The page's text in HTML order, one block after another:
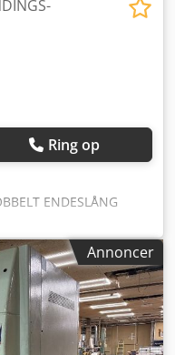
Ring op
ENDESLÅNG
MODEL TSD-E – CE-
1200 mm -
pr. time:
9.000
hk (4 hk hver) - Med
- ISAC CNC-
- Spænding:
Annoncer